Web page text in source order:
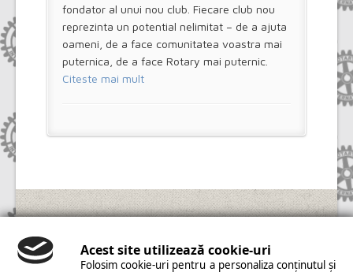
fondator al unui nou club. Fiecare club nou
reprezinta un potential nelimitat – de a ajuta
oameni, de a face comunitatea voastra mai
puternica, de a face Rotary mai puternic.
Citeste mai mult
Reserved. | Realizat dePMAINFO|Modificare
cookies
Acest site utilizează cookie-uri
Folosim cookie-uri pentru a personaliza conținutul și